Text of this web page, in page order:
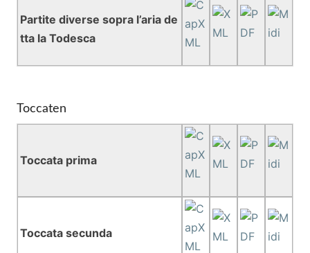
Partite diverse sopra l’aria de
tta la Todesca
Toccaten
Toccata prima
Toccata secunda